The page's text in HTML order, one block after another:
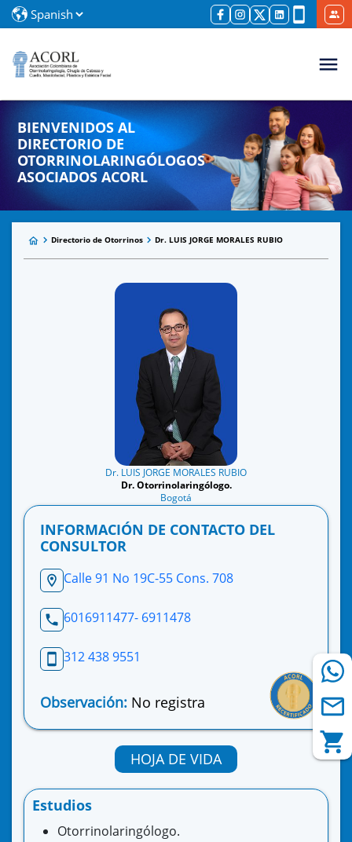
BIENVENIDOS AL
DIRECTORIO DE
OTORRINOLARINGÓLOGOS
ASOCIADOS ACORL
Directorio de Otorrinos Dr. LUIS JORGE MORALES RUBIO
Dr. LUIS JORGE MORALES RUBIO
Dr. Otorrinolaringólogo.
Bogotá
INFORMACIÓN DE CONTACTO DEL
CONSULTOR
Calle 91 No 19C-55 Cons. 708
6016911477- 6911478
312 438 9551
Observación: No registra
HOJA DE VIDA
Estudios
Otorrinolaringólogo.